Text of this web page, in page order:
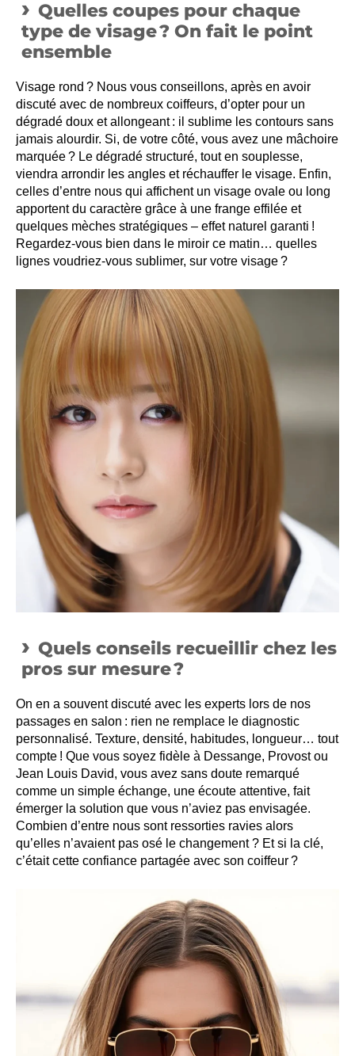
Quelles coupes pour chaque
type de visage ? On fait le point
ensemble
Visage rond ? Nous vous conseillons, après en avoir
discuté avec de nombreux coiffeurs, d’opter pour un
dégradé doux et allongeant : il sublime les contours sans
jamais alourdir. Si, de votre côté, vous avez une mâchoire
marquée ? Le dégradé structuré, tout en souplesse,
viendra arrondir les angles et réchauffer le visage. Enfin,
celles d’entre nous qui affichent un visage ovale ou long
apportent du caractère grâce à une frange effilée et
quelques mèches stratégiques – effet naturel garanti !
Regardez-vous bien dans le miroir ce matin… quelles
lignes voudriez-vous sublimer, sur votre visage ?
Quels conseils recueillir chez les
pros sur mesure ?
On en a souvent discuté avec les experts lors de nos
passages en salon : rien ne remplace le diagnostic
personnalisé. Texture, densité, habitudes, longueur… tout
compte ! Que vous soyez fidèle à Dessange, Provost ou
Jean Louis David, vous avez sans doute remarqué
comme un simple échange, une écoute attentive, fait
émerger la solution que vous n’aviez pas envisagée.
Combien d’entre nous sont ressorties ravies alors
qu’elles n’avaient pas osé le changement ? Et si la clé,
c’était cette confiance partagée avec son coiffeur ?